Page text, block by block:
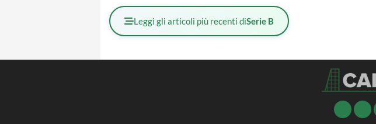
Leggi gli articoli più recenti diSerie B